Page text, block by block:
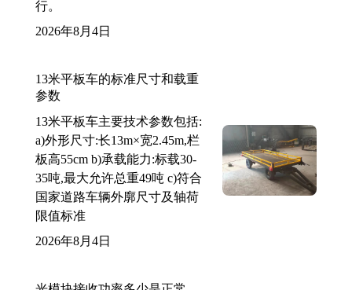
行。
2026年8月4日
13米平板车的标准尺寸和载重
参数
13米平板车主要技术参数包括:
a)外形尺寸:长13m×宽2.45m,栏
板高55cm b)承载能力:标载30-
35吨,最大允许总重49吨 c)符合
国家道路车辆外廓尺寸及轴荷
限值标准
2026年8月4日